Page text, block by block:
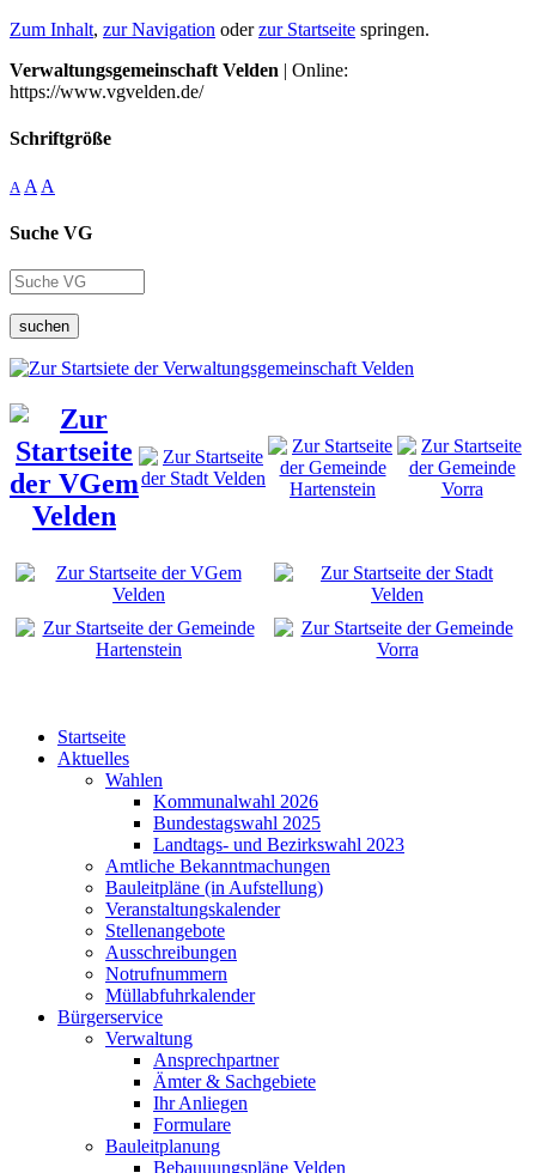
Zum Inhalt, zur Navigation oderzur Startseite springen.
Verwaltungsgemeinschaft Velden | Online:
https://www.vgvelden.de/
Schriftgröße
A A A
Suche VG
suchen
Startseite
Aktuelles
Wahlen
Kommunalwahl 2026
Bundestagswahl 2025
Landtags- und Bezirkswahl 2023
Amtliche Bekanntmachungen
Bauleitpläne (in Aufstellung)
Veranstaltungskalender
Stellenangebote
Ausschreibungen
Notrufnummern
Müllabfuhrkalender
Bürgerservice
Verwaltung
Ansprechpartner
Ämter & Sachgebiete
Ihr Anliegen
Formulare
Bauleitplanung
Bebauuungspläne Velden